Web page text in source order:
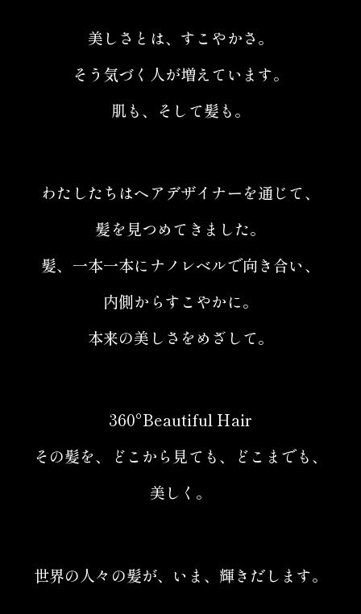
美しさとは、すこやかさ。
そう気づく人が増えています。
肌も、そして髪も。
わたしたちはヘアデザイナーを通じて、
髪を見つめてきました。
髪、一本一本にナノレベルで向き合い、
内側からすこやかに。
本来の美しさをめざして。
360°Beautiful Hair
その髪を、どこから見ても、どこまでも、
美しく。
世界の人々の髪が、いま、輝きだします。